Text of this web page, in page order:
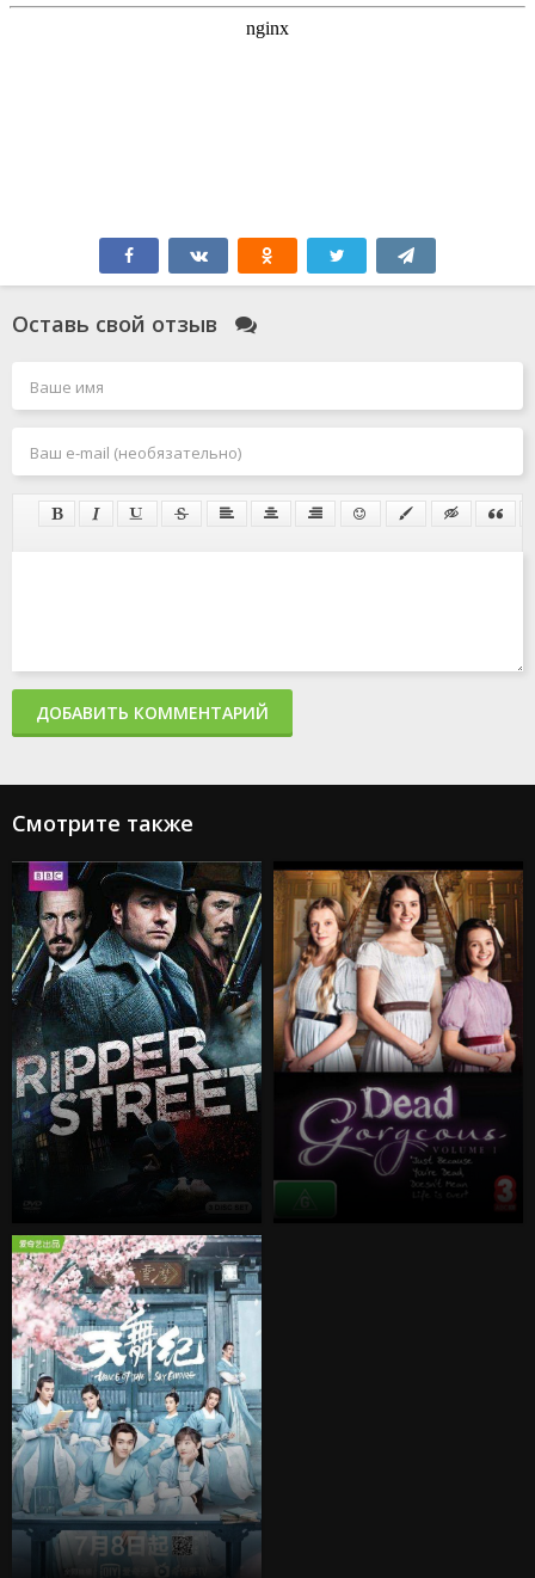
Оставь свой отзыв
ДОБАВИТЬ КОММЕНТАРИЙ
Смотрите также